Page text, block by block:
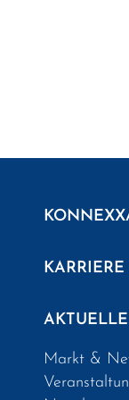
KARRIERE
Markt &